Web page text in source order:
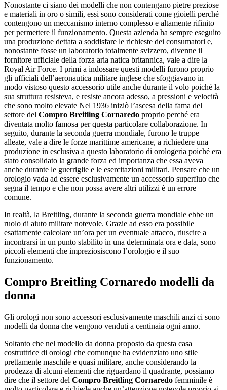
Nonostante ci siano dei modelli che non contengano pietre preziose
e materiali in oro o simili, essi sono considerati come gioielli perché
contengono un meccanismo interno complesso e altamente rifinito
per permettere il funzionamento. Questa azienda ha sempre eseguito
una produzione dettata a soddisfare le richieste dei consumatori e,
nonostante fosse un laboratorio totalmente svizzero, divenne il
fornitore ufficiale della forza aria natica britannica, vale a dire la
Royal Air Force. I primi a indossare questi modelli furono proprio
gli ufficiali dell’aeronautica militare inglese che sfoggiavano in
modo vistoso questo accessorio utile anche durante il volo poiché la
sua struttura resisteva, e resiste ancora adesso, a pressioni e velocità
che sono molto elevate Nel 1936 iniziò l’ascesa della fama del
settore del Compro Breitling Cornaredo proprio perché era
diventata molto famosa per questa particolare collaborazione. In
seguito, durante la seconda guerra mondiale, furono le truppe
alleate, vale a dire le forze marittime americane, a richiedere una
produzione in esclusiva a questo laboratorio di orologeria poiché era
stato consolidato la grande forza ed importanza che essa aveva
anche durante le guerriglie e le esercitazioni militari. Pensare che un
orologio vada ad essere esclusivamente un accessorio superfluo che
segna il tempo e che non possa avere altri utilizzi è un errore
comune.
In realtà, la Breitling, durante la seconda guerra mondiale ebbe un
ruolo di aiuto militare notevole. Grazie ad esso era possibile
esattamente calcolare un’ora per un eventuale attacco, riuscire a
incontrarsi in un punto stabilito in una determinata ora e data, sono
piccoli elementi che impreziosiscono l’orologio e il suo
funzionamento.
Compro Breitling Cornaredo modelli da
donna
Gli orologi non sono accessori esclusivamente maschili anzi ci sono
modelli da donna che vengono venduti a centinaia ogni anno.
Soltanto che nel modello da donna proposto da questa casa
costruttrice di orologi che comunque ha evidenziato uno stile
prettamente maschile e quasi militare, anche considerando la
prodezza di alcuni elementi che riguardano il quadrante, possiamo
dire che il settore del Compro Breitling Cornaredo femminile è